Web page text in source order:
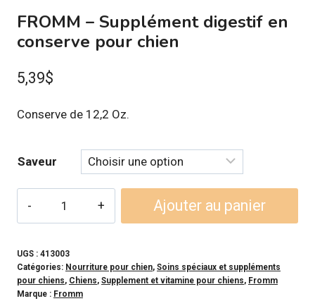
FROMM – Supplément digestif en
conserve pour chien
5,39$
Conserve de 12,2 Oz.
Saveur
-
Supplément
digestif
Ajouter au panier
UGS : 413003
Catégories: Nourriture pour chien, Soins spéciaux et suppléments
pour chiens, Chiens, Supplement et vitamine pour chiens, Fromm
Marque : Fromm